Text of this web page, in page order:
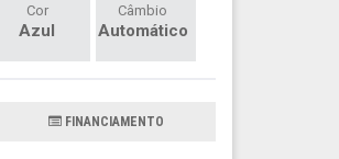
Cor
Azul
Câmbio
Automático
FINANCIAMENTO